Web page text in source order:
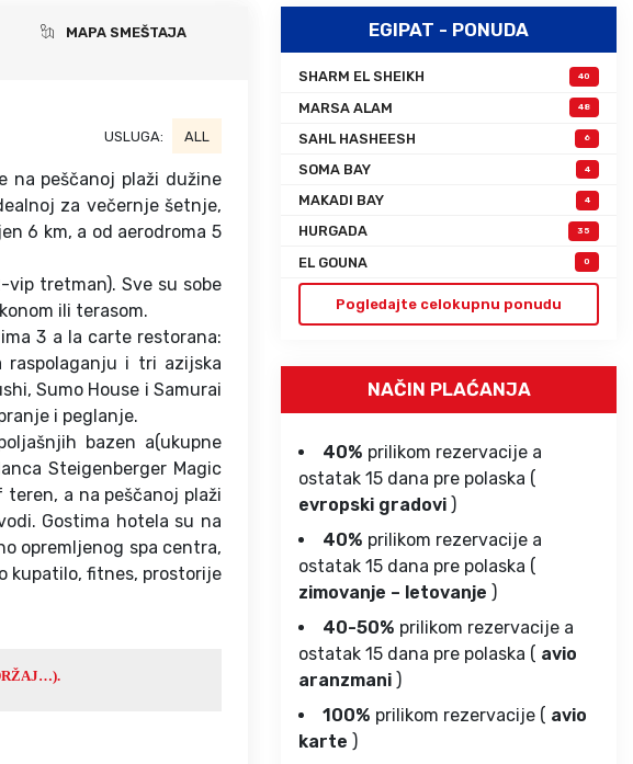
MAPA SMEŠTAJA
USLUGA: ALL
na peščanoj plaži dužine
za večernje šetnje,
6 km, a od aerodroma 5
tretman). Sve su sobe
ili terasom.
3 a la carte restorana:
raspolaganju i tri azijska
Sumo House i Samurai
i peglanje.
bazen a(ukupne
Steigenberger Magic
a na peščanoj plaži
Gostima hotela su na
opremljenog spa centra,
kupatilo, fitnes, prostorije
EGIPAT - PONUDA
SHARM EL SHEIKH 40
MARSA ALAM 48
SAHL HASHEESH 6
SOMA BAY 4
MAKADI BAY 4
HURGADA 35
EL GOUNA 0
Pogledajte celokupnu ponudu
NAČIN PLAĆANJA
40% prilikom rezervacije a
ostatak 15 dana pre polaska (
evropski gradovi )
40% prilikom rezervacije a
ostatak 15 dana pre polaska (
zimovanje – letovanje )
40-50% prilikom rezervacije a
ostatak 15 dana pre polaska ( avio
aranzmani )
100% prilikom rezervacije ( avio
karte )